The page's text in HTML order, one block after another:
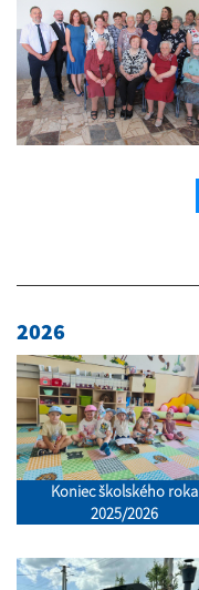
2026
Koniec školského roka
2025/2026